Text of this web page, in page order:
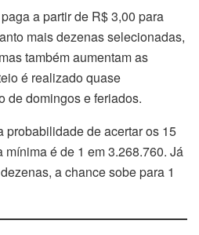
a partir de R$ 3,00 para
mais dezenas selecionadas,
também aumentam as
é realizado quase
de domingos e feriados.
probabilidade de acertar os 15
mínima é de 1 em 3.268.760. Já
a chance sobe para 1